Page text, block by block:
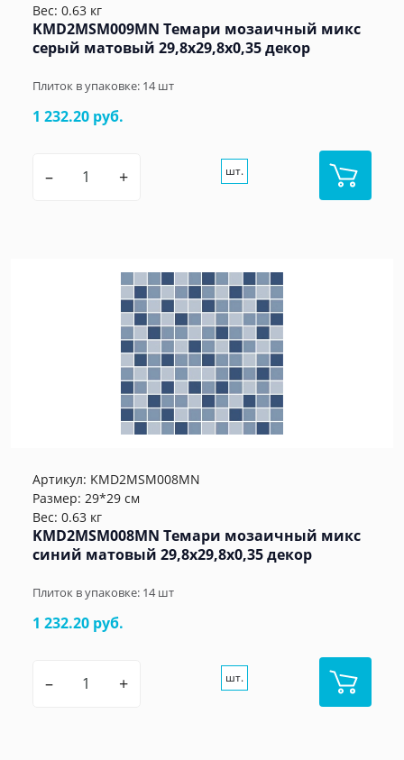
Вес: 0.63 кг
KMD2MSM009MN Темари мозаичный микс
серый матовый 29,8x29,8x0,35 декор
Плиток в упаковке: 14шт
1 232.20 руб.
– + шт.
Артикул: KMD2MSM008MN
Размер: 29*29 см
Вес: 0.63 кг
KMD2MSM008MN Темари мозаичный микс
синий матовый 29,8x29,8x0,35 декор
Плиток в упаковке: 14шт
1 232.20 руб.
– + шт.